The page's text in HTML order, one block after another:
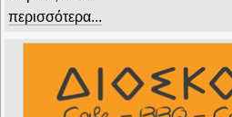
περισσότερα...